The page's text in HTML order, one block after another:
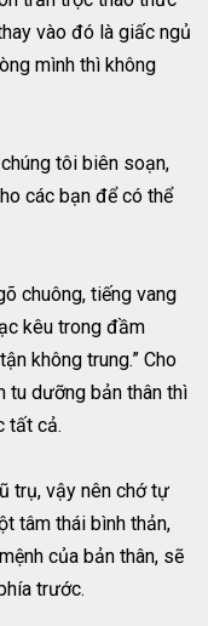
vào đó là giấc ngủ
mình thì không
tôi biên soạn,
các bạn để có thể
chuông, tiếng vang
kêu trong đầm
không trung.” Cho
tu dưỡng bản thân thì
tất cả.
trụ, vậy nên chớ tự
tâm thái bình thản,
của bản thân, sẽ
trước.